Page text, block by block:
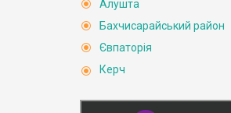
Алушта
Бахчисарайський район
Євпаторія
Керч